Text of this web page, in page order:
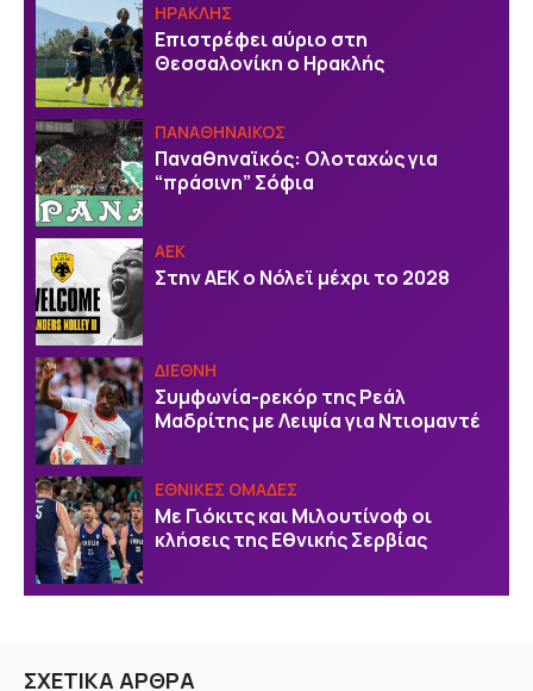
ΗΡΑΚΛΗΣ
Επιστρέφει αύριο στη
Θεσσαλονίκη ο Ηρακλής
ΠΑΝΑΘΗΝΑΙΚΟΣ
Παναθηναϊκός: Ολοταχώς για
“πράσινη” Σόφια
ΑΕΚ
Στην ΑΕΚ ο Νόλεϊ μέχρι το 2028
ΔΙΕΘΝΗ
Συμφωνία-ρεκόρ της Ρεάλ
Μαδρίτης με Λειψία για Ντιομαντέ
EΘΝΙΚΕΣ OΜΑΔΕΣ
Με Γιόκιτς και Μιλουτίνοφ οι
κλήσεις της Εθνικής Σερβίας
ΣΧΕΤΙΚΑ ΑΡΘΡΑ